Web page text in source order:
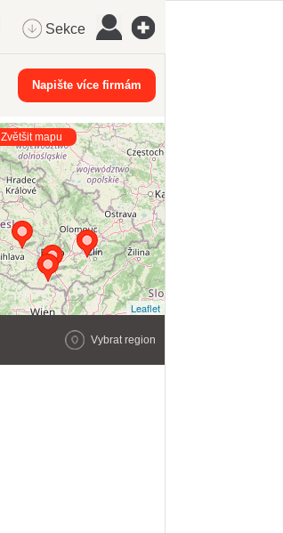
Sekce
Napište více firmám
Leaflet
Zvětšit mapu
Vybrat region